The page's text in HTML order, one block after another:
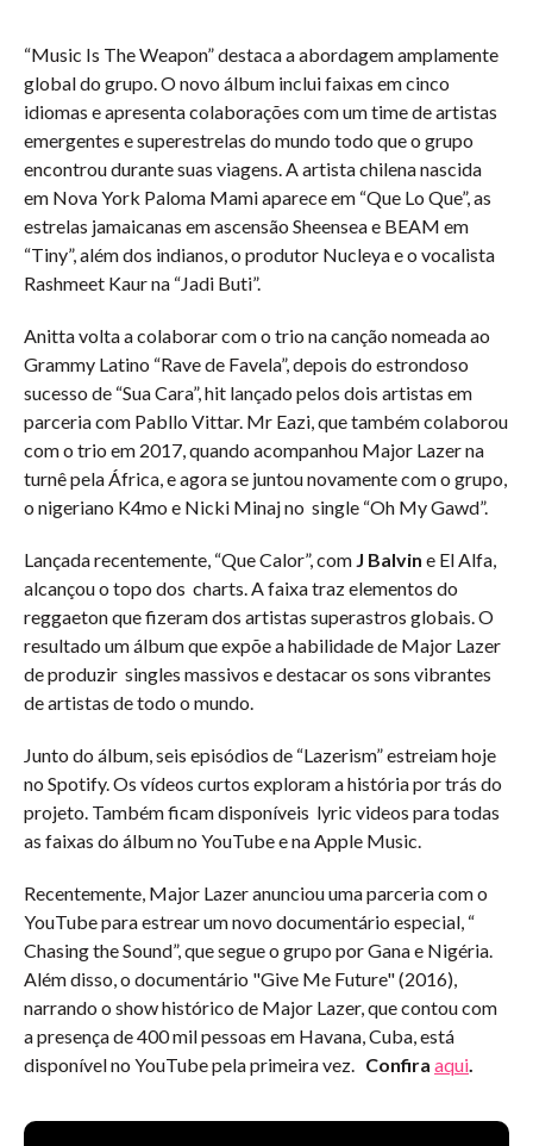
“Music Is The Weapon” destaca a abordagem amplamente
global do grupo. O novo álbum inclui faixas em cinco
idiomas e apresenta colaborações com um time de artistas
emergentes e superestrelas do mundo todo que o grupo
encontrou durante suas viagens. A artista chilena nascida
em Nova York Paloma Mami aparece em “Que Lo Que”, as
estrelas jamaicanas em ascensão Sheensea e BEAM em
“Tiny”, além dos indianos, o produtor Nucleya e o vocalista
Rashmeet Kaur na “Jadi Buti”.
Anitta volta a colaborar com o trio na canção nomeada ao
Grammy Latino “Rave de Favela”, depois do estrondoso
sucesso de “Sua Cara”, hit lançado pelos dois artistas em
parceria com Pabllo Vittar. Mr Eazi, que também colaborou
com o trio em 2017, quando acompanhou Major Lazer na
turnê pela África, e agora se juntou novamente com o grupo,
o nigeriano K4mo e Nicki Minaj no single “Oh My Gawd”.
Lançada recentemente, “Que Calor”, com J Balvin e El Alfa,
alcançou o topo dos charts. A faixa traz elementos do
reggaeton que fizeram dos artistas superastros globais. O
resultado um álbum que expõe a habilidade de Major Lazer
de produzir singles massivos e destacar os sons vibrantes
de artistas de todo o mundo.
Junto do álbum, seis episódios de “Lazerism” estreiam hoje
no Spotify. Os vídeos curtos exploram a história por trás do
projeto. Também ficam disponíveis lyric videos para todas
as faixas do álbum no YouTube e na Apple Music.
Recentemente, Major Lazer anunciou uma parceria com o
YouTube para estrear um novo documentário especial, “
Chasing the Sound”, que segue o grupo por Gana e Nigéria.
Além disso, o documentário "Give Me Future" (2016),
narrando o show histórico de Major Lazer, que contou com
a presença de 400 mil pessoas em Havana, Cuba, está
disponível no YouTube pela primeira vez. Confira aqui.